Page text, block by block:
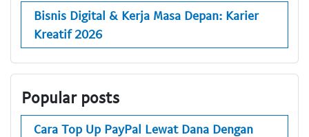
Bisnis Digital & Kerja Masa Depan: Karier
Kreatif 2026
Popular posts
Cara Top Up PayPal Lewat Dana Dengan